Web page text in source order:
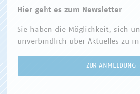
Hier geht es zum Newsletter
Sie haben die Möglichkeit, sich
unverbindlich über Aktuelles zu
ZUR ANMELDUNG